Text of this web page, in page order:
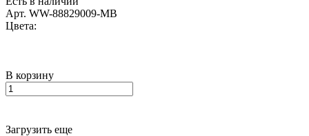
Арт. WW-88829009-MB
Цвета:
В корзину
Загрузить еще